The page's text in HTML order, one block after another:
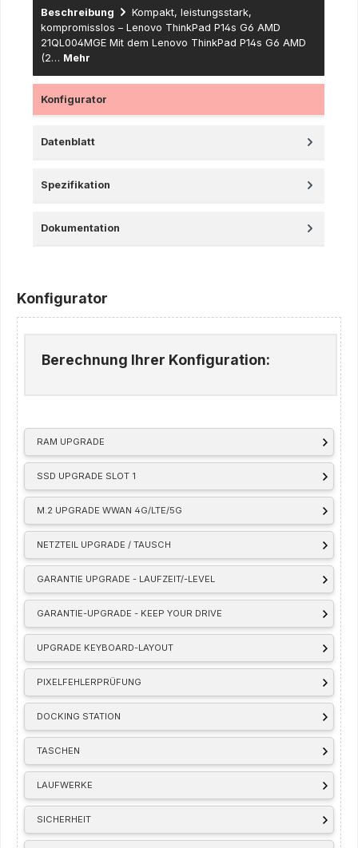
Beschreibung
Kompakt, leistungsstark,
kompromisslos – Lenovo ThinkPad P14s G6 AMD
21QL004MGE Mit dem Lenovo ThinkPad P14s G6 AMD
(2… Mehr
Konfigurator
Datenblatt
Spezifikation
Dokumentation
Konfigurator
RAM UPGRADE
SSD UPGRADE SLOT 1
M.2 UPGRADE WWAN 4G/LTE/5G
NETZTEIL UPGRADE / TAUSCH
GARANTIE UPGRADE - LAUFZEIT/-LEVEL
GARANTIE-UPGRADE - KEEP YOUR DRIVE
UPGRADE KEYBOARD-LAYOUT
PIXELFEHLERPRÜFUNG
DOCKING STATION
TASCHEN
LAUFWERKE
SICHERHEIT
Berechnung Ihrer Konfiguration: